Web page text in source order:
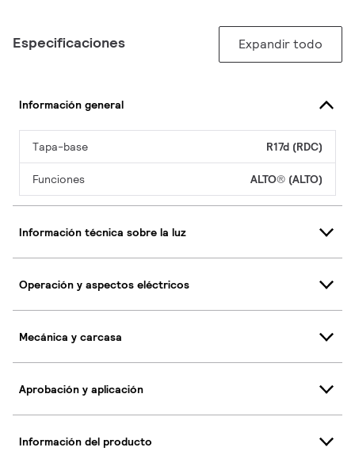
Especificaciones Expandir todo
Información general
Tapa-base R17d (RDC)
Funciones ALTO® (ALTO)
Información técnica sobre la luz
Operación y aspectos eléctricos
Mecánica y carcasa
Aprobación y aplicación
Información del producto